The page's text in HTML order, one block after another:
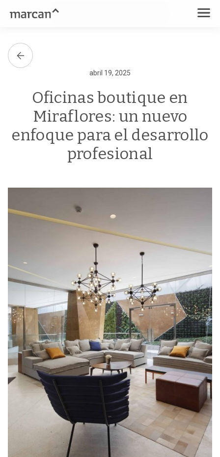
abril 19, 2025
Oficinas boutique en
Miraflores: un nuevo
enfoque para el desarrollo
profesional